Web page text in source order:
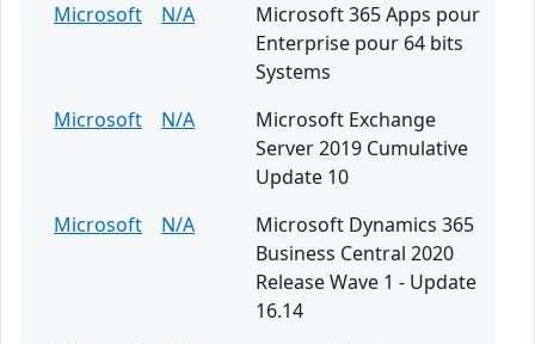
Microsoft
N/A
Microsoft 365 Apps pour
Enterprise pour 64 bits
Systems
Microsoft
N/A
Microsoft Exchange
Server 2019 Cumulative
Update 10
Microsoft
N/A
Microsoft Dynamics 365
Business Central 2020
Release Wave 1 - Update
16.14